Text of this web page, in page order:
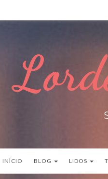
INÍCIO BLOG LIDOS